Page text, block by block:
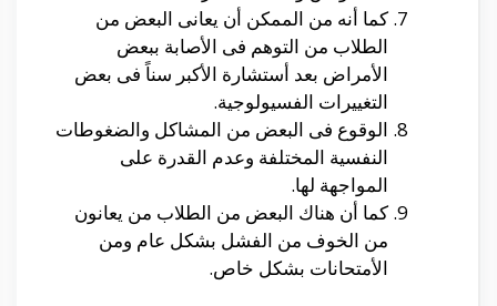
كما أنه من الممكن أن يعانى البعض من
الطلاب من التوهم فى الأصابة ببعض
الأمراض بعد أستشارة الأكبر سناً فى بعض
التغييرات الفسيولوجية.
الوقوع فى البعض من المشاكل والضغوطات
النفسية المختلفة وعدم القدرة على
المواجهة لها.
كما أن هناك البعض من الطلاب من يعانون
من الخوف من الفشل بشكل عام ومن
الأمتحانات بشكل خاص.